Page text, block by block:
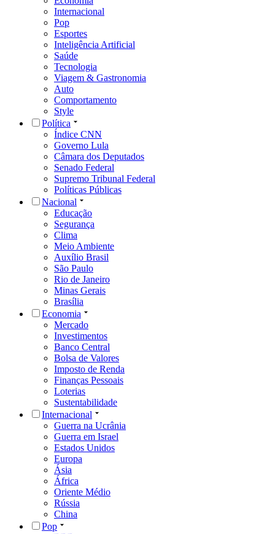
Internacional
Pop
Esportes
Inteligência Artificial
Saúde
Tecnologia
Viagem & Gastronomia
Auto
Comportamento
Style
Política
Índice CNN
Governo Lula
Câmara dos Deputados
Senado Federal
Supremo Tribunal Federal
Políticas Públicas
Nacional
Educação
Segurança
Clima
Meio Ambiente
Auxílio Brasil
São Paulo
Rio de Janeiro
Minas Gerais
Brasília
Economia
Mercado
Investimentos
Banco Central
Bolsa de Valores
Imposto de Renda
Finanças Pessoais
Loterias
Sustentabilidade
Internacional
Guerra na Ucrânia
Guerra em Israel
Estados Unidos
Europa
Ásia
África
Oriente Médio
Rússia
China
Pop